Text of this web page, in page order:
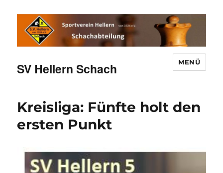
SV Hellern Schach MENÜ
Kreisliga: Fünfte holt den
ersten Punkt